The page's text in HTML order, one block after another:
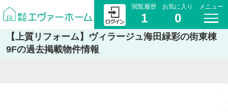
閲覧履歴
1
お気に入り
0
メニュー
【上質リフォーム】ヴィラージュ海田緑彩の街東棟
9Fの過去掲載物件情報